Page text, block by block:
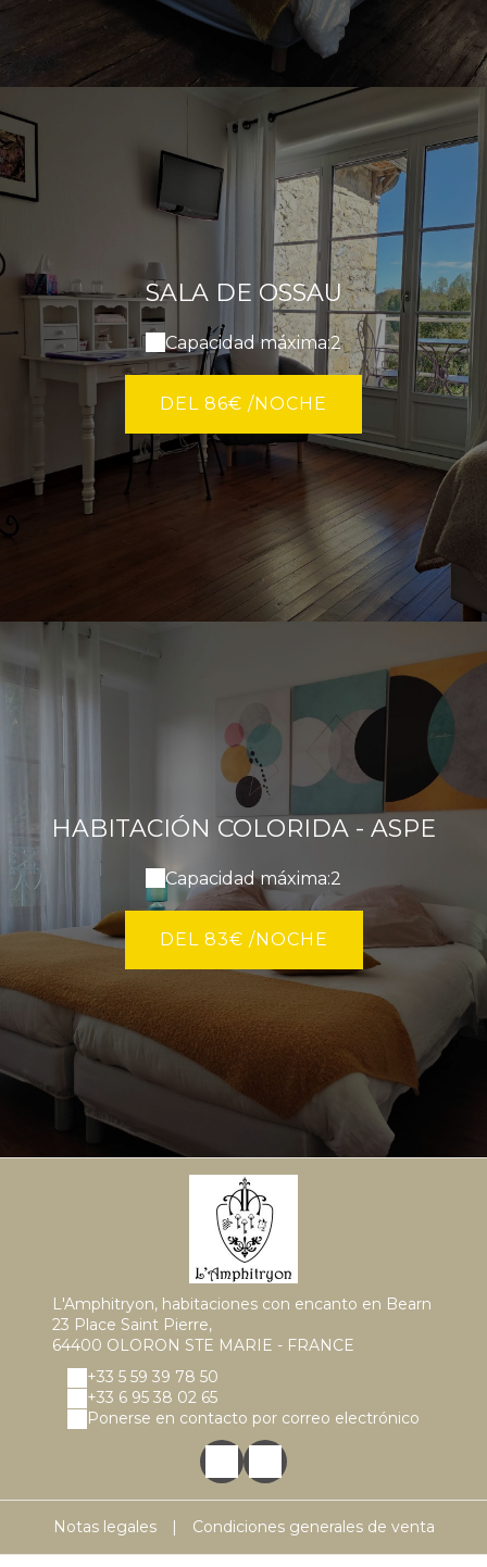
SALA DE OSSAU
Capacidad máxima:2
DEL 86€ /NOCHE
HABITACIÓN COLORIDA - ASPE
Capacidad máxima:2
DEL 83€ /NOCHE
L'Amphitryon, habitaciones con encanto en Bearn
23 Place Saint Pierre,
64400 OLORON STE MARIE - FRANCE
+33 5 59 39 78 50
+33 6 95 38 02 65
Ponerse en contacto por correo electrónico
Notas legales | Condiciones generales de venta